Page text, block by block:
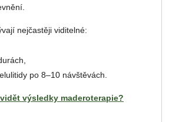
nejčastěji viditelné:
po 8–10 návštěvách.
výsledky maderoterapie?